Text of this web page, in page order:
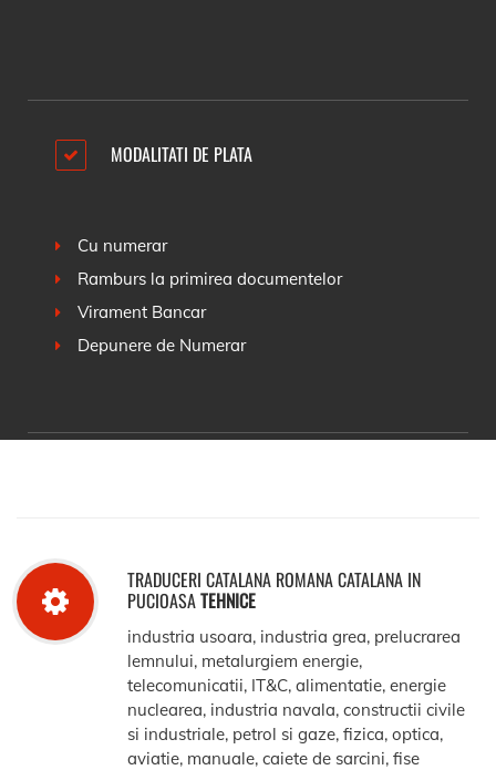
MODALITATI DE PLATA
Cu numerar
Ramburs la primirea documentelor
Virament Bancar
Depunere de Numerar
TRADUCERI CATALANA ROMANA CATALANA IN
PUCIOASATEHNICE
industria usoara, industria grea, prelucrarea
lemnului, metalurgiem energie,
telecomunicatii, IT&C, alimentatie, energie
nuclearea, industria navala, constructii civile
si industriale, petrol si gaze, fizica, optica,
aviatie, manuale, caiete de sarcini, fise